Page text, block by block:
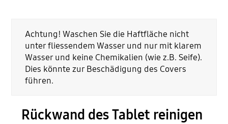
Achtung! Waschen Sie die Haftfläche nicht
unter fliessendem Wasser und nur mit klarem
Wasser und keine Chemikalien (wie z.B. Seife).
Dies könnte zur Beschädigung des Covers
führen.
Rückwand des Tablet reinigen